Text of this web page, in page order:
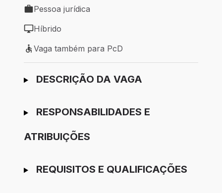
Tipo de vaga: Pessoa jurídica
Pessoa jurídica
Modelo de trabalho: Híbrido
Híbrido
Vaga também para PcD
Vaga também para PcD
Ir para candidatura
DESCRIÇÃO DA VAGA
RESPONSABILIDADES E
ATRIBUIÇÕES
REQUISITOS E QUALIFICAÇÕES